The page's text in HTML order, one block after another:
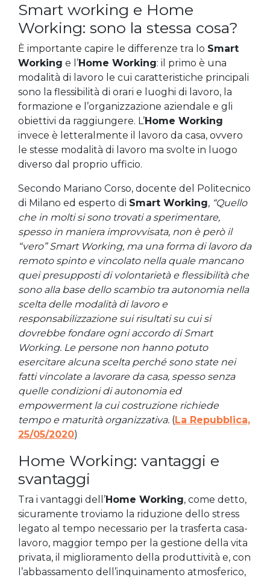
Smart working e Home
Working: sono la stessa cosa?
È importante capire le differenze tra lo Smart
Working e l’Home Working: il primo è una
modalità di lavoro le cui caratteristiche principali
sono la flessibilità di orari e luoghi di lavoro, la
formazione e l’organizzazione aziendale e gli
obiettivi da raggiungere. L’Home Working
invece è letteralmente il lavoro da casa, ovvero
le stesse modalità di lavoro ma svolte in luogo
diverso dal proprio ufficio.
Secondo Mariano Corso, docente del Politecnico
di Milano ed esperto di Smart Working, “Quello
che in molti si sono trovati a sperimentare,
spesso in maniera improvvisata, non è però il
“vero” Smart Working, ma una forma di lavoro da
remoto spinto e vincolato nella quale mancano
quei presupposti di volontarietà e flessibilità che
sono alla base dello scambio tra autonomia nella
scelta delle modalità di lavoro e
responsabilizzazione sui risultati su cui si
dovrebbe fondare ogni accordo di Smart
Working. Le persone non hanno potuto
esercitare alcuna scelta perché sono state nei
fatti vincolate a lavorare da casa, spesso senza
quelle condizioni di autonomia ed
empowerment la cui costruzione richiede
tempo e maturità organizzativa. (La Repubblica,
25/05/2020)
Home Working: vantaggi e
svantaggi
Tra i vantaggi dell’Home Working, come detto,
sicuramente troviamo la riduzione dello stress
legato al tempo necessario per la trasferta casa-
lavoro, maggior tempo per la gestione della vita
privata, il miglioramento della produttività e, con
l’abbassamento dell’inquinamento atmosferico,